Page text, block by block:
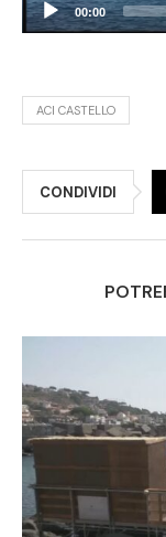
00:00
ACI CASTELLO
CONDIVIDI